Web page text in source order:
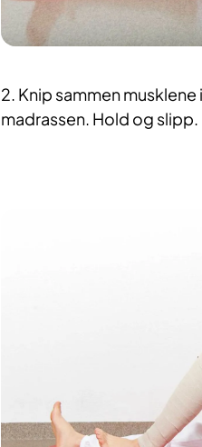
2. Knip sammen
madrassen. Hold og slipp.